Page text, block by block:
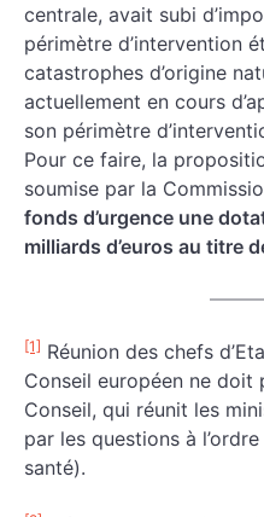
centrale, avait subi
périmètre d’intervention
catastrophes d’origine
actuellement en cours
son périmètre
Pour ce faire, la
soumise par la
fonds d’urgence une
milliards d’euros au titre
[1] Réunion des chefs
Conseil européen ne
Conseil, qui réunit les
par les questions à
santé).